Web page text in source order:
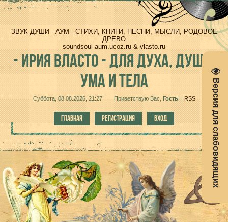
Версия для слабовидящих
ЗВУК ДУШИ - АУМ - СТИХИ, КНИГИ, ПЕСНИ, МЫСЛИ, РОДОВОЕ
ДРЕВО
soundsoul-aum.ucoz.ru & vlasto.ru
-ИРИЯ ВЛАСТО - ДЛЯ ДУХА, ДУШИ,
УМА И ТЕЛА
Суббота, 08.08.2026, 21:27 Приветствую Вас Гость!| RSS
ГЛАВНАЯ РЕГИСТРАЦИЯ ВХОД